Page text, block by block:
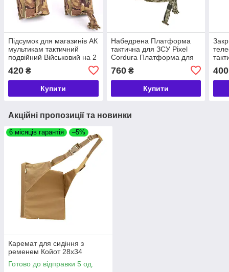
Підсумок для магазинів АК
мультикам тактичний
подвійний Військовий на 2
ріжки АК закритий для ЗСУ
Molle
420 ₴
Купити
Набедрена Платформа
тактична для ЗСУ Pixel
Cordura Платформа для
спорядження армійська
760₴
Купити
400
Акційні пропозиції та новинки
6 місяців гарантія –5%
Каремат для сидіння з
ременем Койот 28х34
Готово до відправки 5 од.